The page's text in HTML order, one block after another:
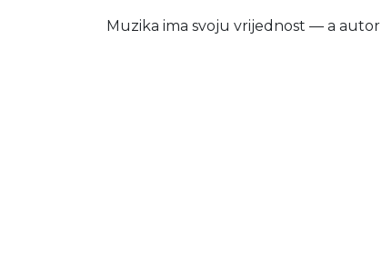
Muzika ima svoju vrijednost — a autor